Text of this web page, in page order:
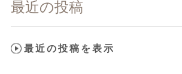
最近の投稿
最近の投稿を表示